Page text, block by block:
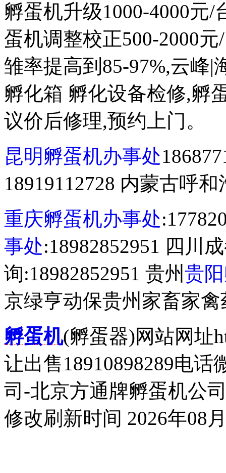
孵蛋机升级1000-4000元
蛋机调整校正500-2000
雏率提高到85-97%,云峰|
孵化箱 孵化设备检修,孵
议价后修理,预约上门。
昆明孵蛋机办事处
18919112728 内蒙古呼和
重庆孵蛋机办事处
事处:18982852951 四川
询:18982852951 贵州贵
京绿亨动保贵州家畜家
孵蛋机(孵蛋器)网站网址
让出售18910898289电
司-北京方通牌孵蛋机公
修改刷新时间 2026年08